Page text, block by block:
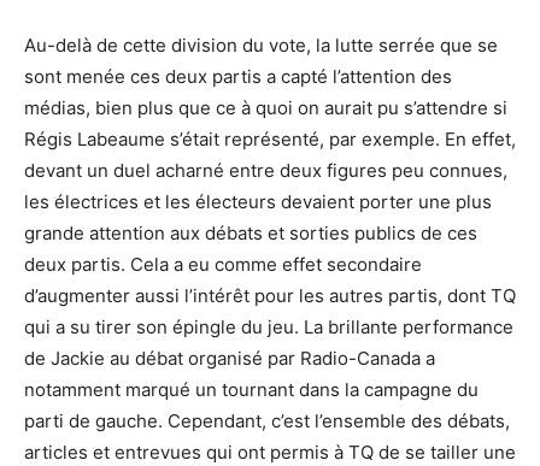
Au-delà de cette division du vote, la lutte serrée que se
sont menée ces deux partis a capté l’attention des
médias, bien plus que ce à quoi on aurait pu s’attendre si
Régis Labeaume s’était représenté, par exemple. En effet,
devant un duel acharné entre deux figures peu connues,
les électrices et les électeurs devaient porter une plus
grande attention aux débats et sorties publics de ces
deux partis. Cela a eu comme effet secondaire
d’augmenter aussi l’intérêt pour les autres partis, dont TQ
qui a su tirer son épingle du jeu. La brillante performance
de Jackie au débat organisé par Radio-Canada a
notamment marqué un tournant dans la campagne du
parti de gauche. Cependant, c’est l’ensemble des débats,
articles et entrevues qui ont permis à TQ de se tailler une